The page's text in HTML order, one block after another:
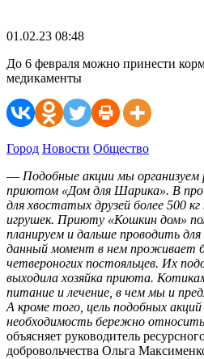
01.02.23 08:48
До 6 февраля можно принести
медикаменты
Город Новости Общество
— Подобные акции мы организуем
приютом «Дом для Шарика». В
для хвостатых друзей более 500
игрушек. Приюту «Кошкин дом»
планируем и дальше проводить
данный момент в нем проживает
четвероногих постояльцев. Их
выходила хозяйка приюта.
питание и лечение, в чем мы и
А кроме того, цель подобных
необходимость бережно
объясняет руководитель
добровольчества Ольга